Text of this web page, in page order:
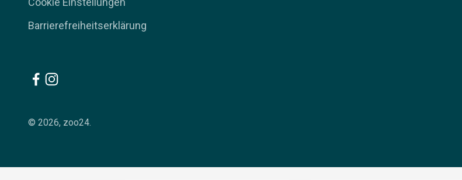
Barrierefreiheitserklärung
© 2026, zoo24.